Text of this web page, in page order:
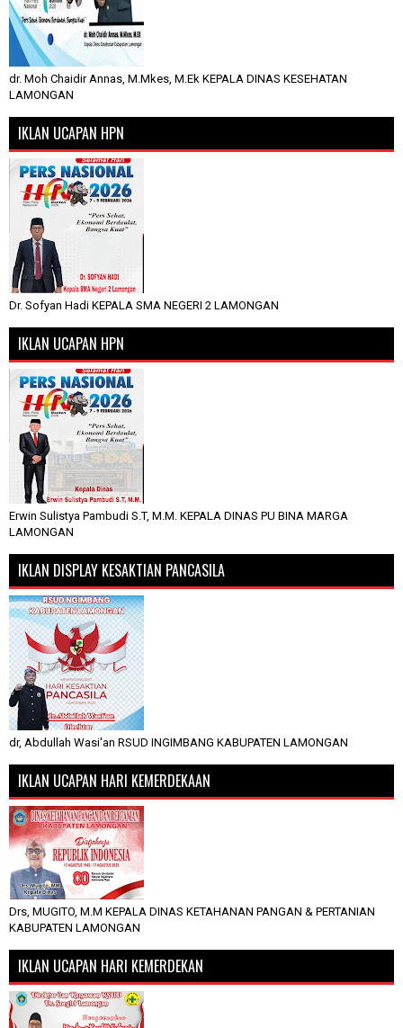
dr. Moh Chaidir Annas, M.Mkes, M.Ek KEPALA DINAS KESEHATAN
LAMONGAN
IKLAN UCAPAN HPN
Dr. Sofyan Hadi KEPALA SMA NEGERI 2 LAMONGAN
IKLAN UCAPAN HPN
Erwin Sulistya Pambudi S.T, M.M. KEPALA DINAS PU BINA MARGA
LAMONGAN
IKLAN DISPLAY KESAKTIAN PANCASILA
dr, Abdullah Wasi'an RSUD INGIMBANG KABUPATEN LAMONGAN
IKLAN UCAPAN HARI KEMERDEKAAN
Drs, MUGITO, M.M KEPALA DINAS KETAHANAN PANGAN & PERTANIAN
KABUPATEN LAMONGAN
IKLAN UCAPAN HARI KEMERDEKAN